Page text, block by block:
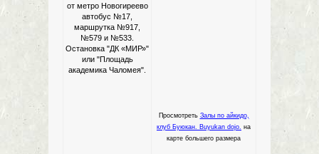
от метро Новогиреево
автобус №17,
маршрутка №917,
№579 и №533.
Остановка "ДК «МИР»"
или "Площадь
академика Чаломея".
Просмотреть Залы по айкидо,
клуб Буюкан. Buyukan dojo. на
карте большего размера